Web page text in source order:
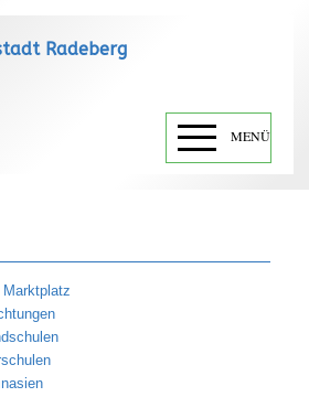
Radeberg
MENÜ